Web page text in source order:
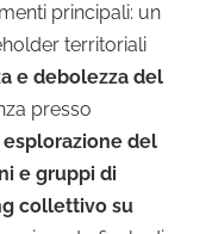
principali: un
territoriali
e debolezza del
presso
esplorazione del
e gruppi di
collettivo su